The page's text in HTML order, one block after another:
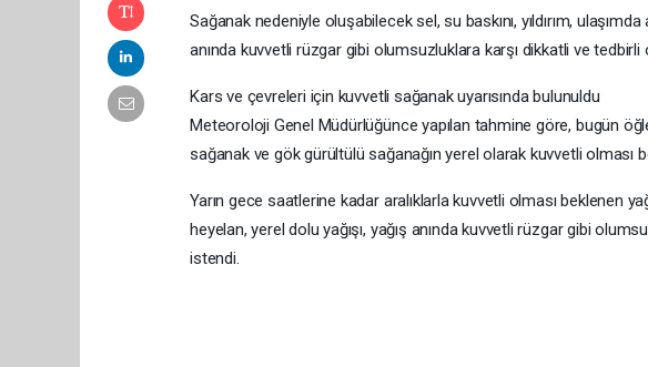
Sağanak nedeniyle oluşabilecek sel, su baskını, yıldırım,
anında kuvvetli rüzgar gibi olumsuzluklara karşı dikkatli ve tedbirli
Kars ve çevreleri için kuvvetli sağanak uyarısında bulunuldu
Meteoroloji Genel Müdürlüğünce yapılan tahmine göre, bugün
sağanak ve gök gürültülü sağanağın yerel olarak kuvvetli olması
Yarın gece saatlerine kadar aralıklarla kuvvetli olması beklenen
heyelan, yerel dolu yağışı, yağış anında kuvvetli rüzgar gibi
istendi.